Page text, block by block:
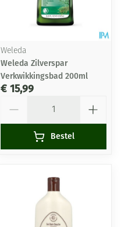
Weleda
Weleda Zilverspar
Verkwikkingsbad 200ml
€ 15,99
Bestel